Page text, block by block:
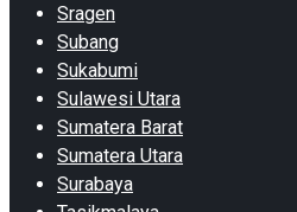
Sragen
Subang
Sukabumi
Sulawesi Utara
Sumatera Barat
Sumatera Utara
Surabaya